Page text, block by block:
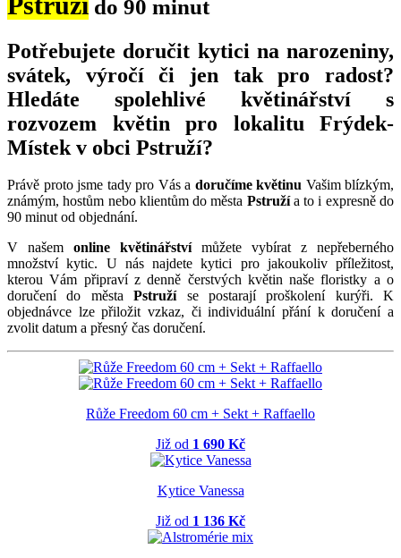
do 90 minut
Potřebujete doručit kytici na narozeniny,
svátek, výročí či jen tak pro radost?
Hledáte spolehlivé květinářství s
rozvozem květin pro lokalitu Frýdek-
Místek v obci Pstruží?
Právě proto jsme tady pro Vás a doručíme květinu Vašim blízkým,
známým, hostům nebo klientům do města Pstružía to i expresně do
90 minut od objednání.
V našem online květinářstvímůžete vybírat z nepřeberného
množství kytic. U nás najdete kytici pro jakoukoliv příležitost,
kterou Vám připraví z denně čerstvých květin naše floristky a o
doručení do městaPstružíse postarají proškolení kurýři. K
objednávce lze přiložit vzkaz, či individuální přání k doručení a
zvolit datum a přesný čas doručení.
Růže Freedom 60 cm + Sekt + Raffaello
Již od 1 690 Kč
Kytice Vanessa
Již od 1 136 Kč